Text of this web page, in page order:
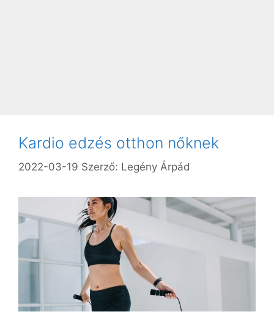
Kardio edzés otthon nőknek
2022-03-19 Szerző: Legény Árpád